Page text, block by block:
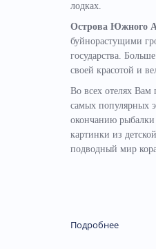
лодках.
Острова Южного
буйнорастущими
государства.
своей красотой и
Во всех отелях Вам
самых популярных
окончанию
картинки из
подводный мир
Подробнее